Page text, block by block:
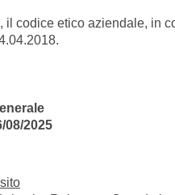
il codice etico aziendale, in
08/2025